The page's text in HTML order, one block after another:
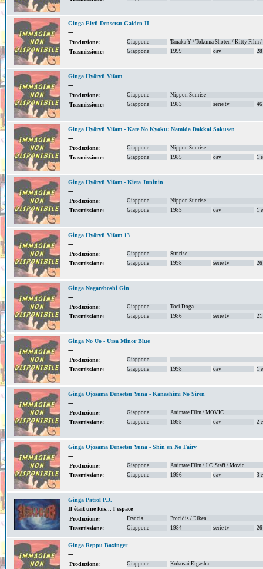
Ginga Eiyū Densetsu Gaiden II
---
Produzione:
Giappone Tanaka Y / Tokuma Shoten / Kitty Film /
Trasmissione: Giappone 1999 oav 28
Ginga Hyōryū Vifam
---
Produzione:
Giappone Nippon Sunrise
Trasmissione: Giappone 1983 serie tv 46
Ginga Hyōryū Vifam - Kate No Kyoku: Namida Dakkai Sakusen
---
Produzione:
Giappone Nippon Sunrise
Trasmissione: Giappone 1985 oav 1
Ginga Hyōryū Vifam - Kieta Juninin
---
Produzione:
Giappone Nippon Sunrise
Trasmissione: Giappone 1985 oav 1
Ginga Hyōryū Vifam 13
---
Produzione:
Giappone Sunrise
Trasmissione: Giappone 1998 serie tv 26
Ginga Nagareboshi Gin
---
Produzione:
Giappone Toei Doga
Trasmissione: Giappone 1986 serie tv 21
Ginga No Uo - Ursa Minor Blue
---
Produzione:
Giappone
Trasmissione: Giappone 1998 oav 1
Ginga Ojōsama Densetsu Yuna - Kanashimi No Siren
---
Produzione:
Giappone Animate Film / MOVIC
Trasmissione: Giappone 1995 oav 2
Ginga Ojōsama Densetsu Yuna - Shin'en No Fairy
---
Produzione:
Giappone Animate Film / J.C. Staff / Movic
Trasmissione: Giappone 1996 oav 3
Ginga Patrol P.J.
Il était une fois... l'espace
Produzione:
Francia Procidis / Eiken
Trasmissione: Giappone 1984 serie tv 26
Ginga Reppu Baxinger
---
Produzione:
Giappone Kokusai Eigasha